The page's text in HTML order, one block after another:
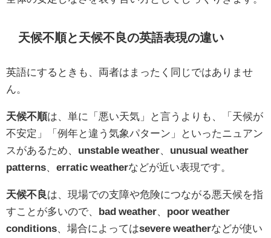
天候不順と天候不良の英語表現の違い
英語にするときも、両者はまったく同じではありませ
ん。
天候不順は、単に「悪い天気」と言うよりも、「天候が
不安定」「例年と違う気象パターン」といったニュアン
スがあるため、 unstable weather
unusual weather
patterns
erratic weatherなどが近い表現です。
天候不良は、現場での支障や危険につながる悪天候を指
すことが多いので、 bad weather
poor weather
conditions 、場合によってはsevere weatherなどが使い